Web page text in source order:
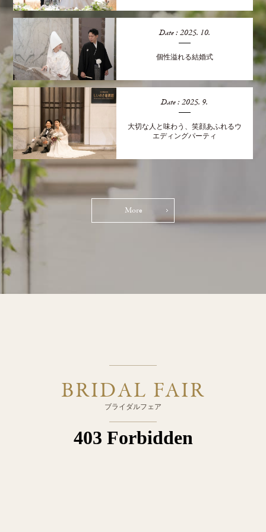
Date : 2025. 10.
個性溢れる結婚式
Date : 2025. 9.
大切な人と味わう、笑顔あふれるウ
エディングパーティ
More
BRIDAL FAIR
ブライダルフェア